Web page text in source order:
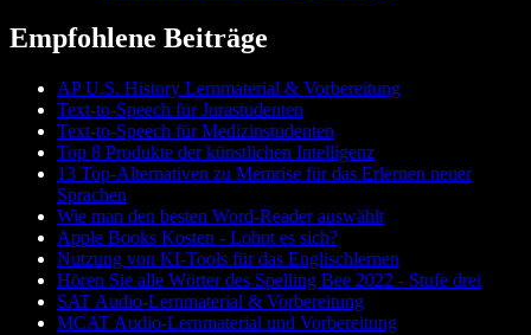
Empfohlene Beiträge
AP U.S. History Lernmaterial & Vorbereitung
Text-to-Speech für Jurastudenten
Text-to-Speech für Medizinstudenten
Top 8 Produkte der künstlichen Intelligenz
13 Top-Alternativen zu Memrise für das Erlernen neuer
Sprachen
Wie man den besten Word-Reader auswählt
Apple Books Kosten - Lohnt es sich?
Nutzung von KI-Tools für das Englischlernen
Hören Sie alle Wörter des Spelling Bee 2022 - Stufe drei
SAT Audio-Lernmaterial & Vorbereitung
MCAT Audio-Lernmaterial und Vorbereitung